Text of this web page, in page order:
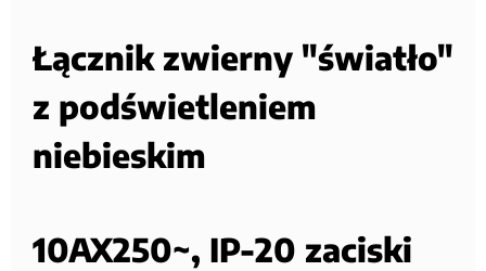
Łącznik zwierny "światło"
z podświetleniem
niebieskim
10AX250~, IP-20 zaciski